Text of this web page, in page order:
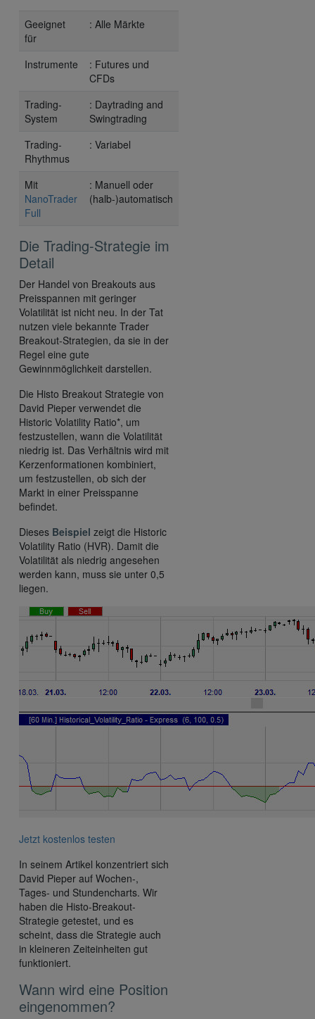
Geeignet
für
: Alle Märkte
Instrumente
: Futures und
CFDs
Trading-
System
: Daytrading and
Swingtrading
Trading-
Rhythmus
: Variabel
Mit
NanoTrader
Full
: Manuell oder
(halb-)automatisch
Die Trading-Strategie im
Detail
Der Handel von Breakouts aus
Preisspannen mit geringer
Volatilität ist nicht neu. In der Tat
nutzen viele bekannte Trader
Breakout-Strategien, da sie in der
Regel eine gute
Gewinnmöglichkeit darstellen.
Die Histo Breakout Strategie von
David Pieper verwendet die
Historic Volatility Ratio*, um
festzustellen, wann die Volatilität
niedrig ist. Das Verhältnis wird mit
Kerzenformationen kombiniert,
um festzustellen, ob sich der
Markt in einer Preisspanne
befindet.
Dieses Beispiel zeigt die Historic
Volatility Ratio (HVR). Damit die
Volatilität als niedrig angesehen
werden kann, muss sie unter 0,5
liegen.
Jetzt kostenlos testen
In seinem Artikel konzentriert sich
David Pieper auf Wochen-,
Tages- und Stundencharts. Wir
haben die Histo-Breakout-
Strategie getestet, und es
scheint, dass die Strategie auch
in kleineren Zeiteinheiten gut
funktioniert.
Wann wird eine Position
eingenommen?